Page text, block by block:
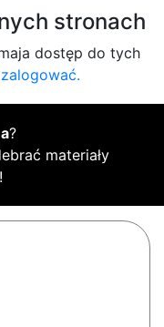
stronach
dostęp do tych
?
materiały